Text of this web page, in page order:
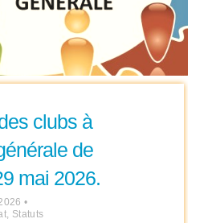
clubs à
de
mai 2026.
•
, Statuts